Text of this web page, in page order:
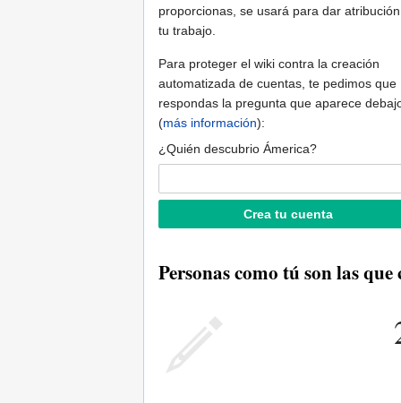
proporcionas, se usará para dar
tu trabajo.
Para proteger el wiki contra la creación
automatizada de cuentas, te pedimos que
respondas la pregunta que aparece
(más información):
¿Quién descubrio Ámerica?
Personas como tú son las